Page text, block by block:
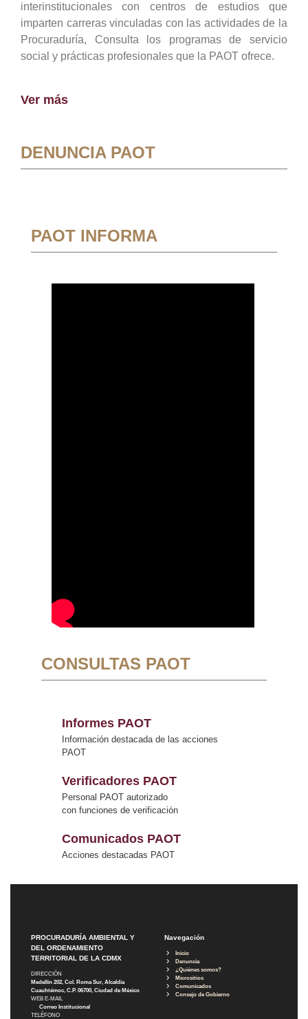
interinstitucionales con centros de estudios que
imparten carreras vinculadas con las actividades de la
Procuraduría, Consulta los programas de servicio
social y prácticas profesionales que la PAOT ofrece.
Ver más
DENUNCIA PAOT
PAOT INFORMA
CONSULTAS PAOT
Informes PAOT
Información destacada de las acciones
PAOT
Verificadores PAOT
Personal PAOT autorizado
con funciones de verificación
Comunicados PAOT
Acciones destacadas PAOT
PROCURADURÍA AMBIENTAL Y
DEL ORDENAMIENTO
TERRITORIAL DE LA CDMX
DIRECCIÓN
Medellín 202, Col. Roma Sur, Alcaldía
Cuauhtémoc, C.P. 06700, Ciudad de México
WEB E-MAIL
Correo Institucional
TELÉFONO
Navegación
Inicio
Denuncia
¿Quiénes somos?
Micrositios
Comunicados
Consejo de Gobierno